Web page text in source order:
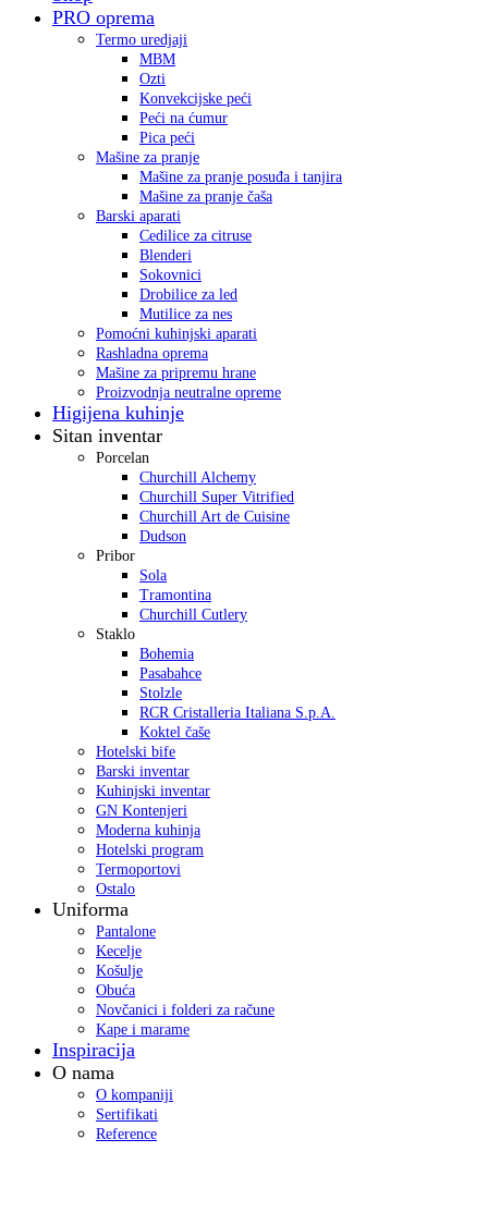
PRO oprema
Termo uredjaji
MBM
Ozti
Konvekcijske peći
Peći na ćumur
Pica peći
Mašine za pranje
Mašine za pranje posuđa i tanjira
Mašine za pranje čaša
Barski aparati
Cedilice za citruse
Blenderi
Sokovnici
Drobilice za led
Mutilice za nes
Pomoćni kuhinjski aparati
Rashladna oprema
Mašine za pripremu hrane
Proizvodnja neutralne opreme
Higijena kuhinje
Sitan inventar
Porcelan
Churchill Alchemy
Churchill Super Vitrified
Churchill Art de Cuisine
Dudson
Pribor
Sola
Tramontina
Churchill Cutlery
Staklo
Bohemia
Pasabahce
Stolzle
RCR Cristalleria Italiana S.p.A.
Koktel čaše
Hotelski bife
Barski inventar
Kuhinjski inventar
GN Kontenjeri
Moderna kuhinja
Hotelski program
Termoportovi
Ostalo
Uniforma
Pantalone
Kecelje
Košulje
Obuća
Novčanici i folderi za račune
Kape i marame
Inspiracija
O nama
O kompaniji
Sertifikati
Reference